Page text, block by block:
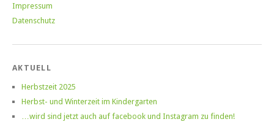
Impressum
Datenschutz
AKTUELL
Herbstzeit 2025
Herbst- und Winterzeit im Kindergarten
…wird sind jetzt auch auf facebook und Instagram zu finden!